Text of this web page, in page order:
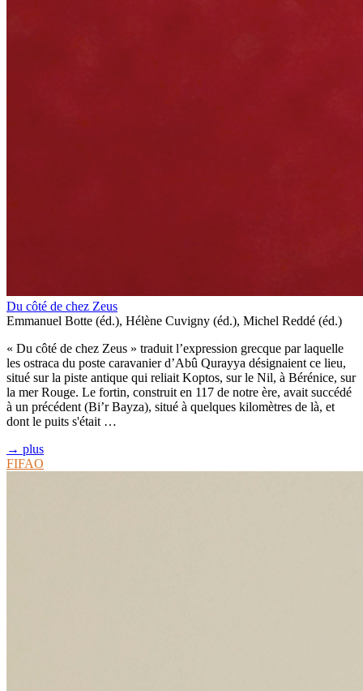
Du côté de chez Zeus
Emmanuel Botte (éd.), Hélène Cuvigny (éd.), Michel Reddé (éd.)
« Du côté de chez Zeus » traduit l’expression grecque par laquelle
les ostraca du poste caravanier d’Abû Qurayya désignaient ce lieu,
situé sur la piste antique qui reliait Koptos, sur le Nil, à Bérénice, sur
la mer Rouge. Le fortin, construit en 117 de notre ère, avait succédé
à un précédent (Bi’r Bayza), situé à quelques kilomètres de là, et
dont le puits s'était …
→ plus
FIFAO